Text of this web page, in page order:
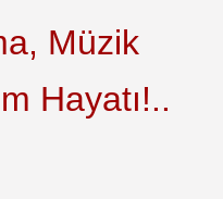
Müzik
Hayatı!..